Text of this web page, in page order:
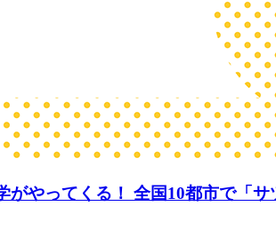
がやってくる！ 全国10都市で「